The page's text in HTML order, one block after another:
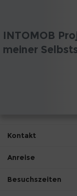
INTOMOB
meiner
Kontakt
Anreise
Besuchszeiten